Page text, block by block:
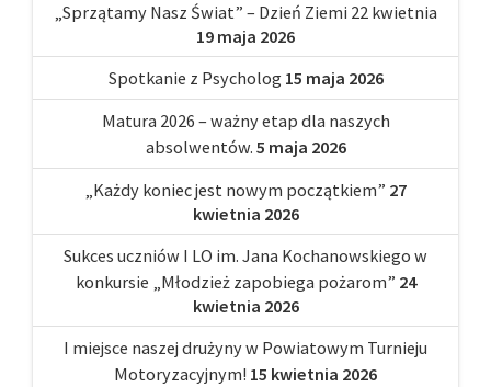
„Sprzątamy Nasz Świat” – Dzień Ziemi 22 kwietnia
19 maja 2026
Spotkanie z Psycholog 15 maja 2026
Matura 2026 – ważny etap dla naszych
absolwentów. 5 maja 2026
„Każdy koniec jest nowym początkiem” 27
kwietnia 2026
Sukces uczniów I LO im. Jana Kochanowskiego w
konkursie „Młodzież zapobiega pożarom” 24
kwietnia 2026
I miejsce naszej drużyny w Powiatowym Turnieju
Motoryzacyjnym! 15 kwietnia 2026